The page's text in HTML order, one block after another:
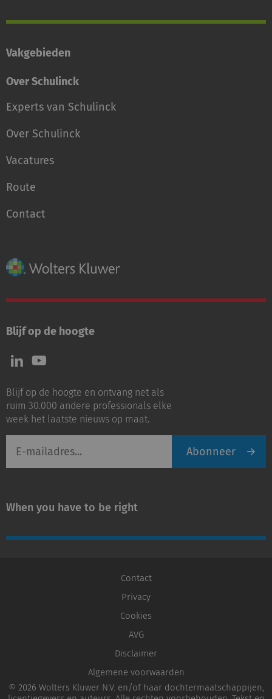
Vakgebieden
Over Schulinck
Experts van Schulinck
Over Schulinck
Vacatures
Route
Contact
Blijf op de hoogte
Volg
ons
LinkedIn
Volg
ons
Youtube
Blijf op de hoogte en ontvang net als
ruim 30.000 andere professionals elke
week het laatste nieuws op maat.
mailadres
Abonneer
When you have to be right
Contact
Privacy
Cookies
AVG
Disclaimer
Algemene voorwaarden
© 2026 Wolters Kluwer N.V. en/of haar dochtermaatschappijen,